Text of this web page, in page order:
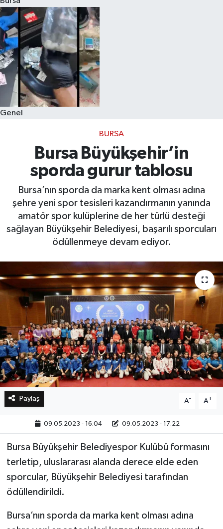
Genel
BURSA
Bursa Büyükşehir’in
sporda gurur tablosu
Bursa’nın sporda da marka kent olması adına
şehre yeni spor tesisleri kazandırmanın yanında
amatör spor kulüplerine de her türlü desteği
sağlayan Büyükşehir Belediyesi, başarılı sporcuları
ödüllenmeye devam ediyor.
Paylaş A- A+
09.05.2023 - 16:04 09.05.2023 - 17:22
Bursa Büyükşehir Belediyespor Kulübü formasını
terletip, uluslararası alanda derece elde eden
sporcular, Büyükşehir Belediyesi tarafından
ödüllendirildi.
Bursa’nın sporda da marka kent olması adına
Eğitim
Sağlık
Dünya
Magazin
Kültür & Sanat
Teknoloji
Bilim
Genel
Bilim, Teknoloji